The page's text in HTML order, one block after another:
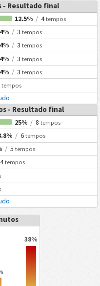
- Resultado final
12.5% / 4tempos
/3 tempos
/3 tempos
/3 tempos
/3 tempos
tempos
- Resultado final
25% / 8tempos
/6 tempos
/5 tempos
tempos
38%